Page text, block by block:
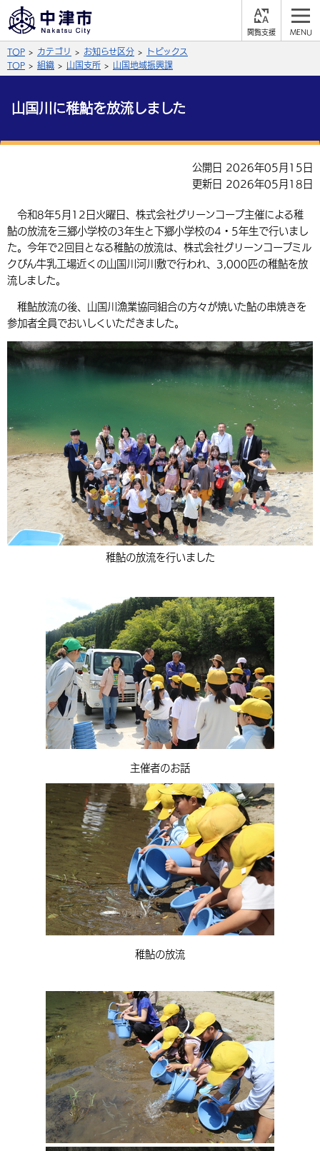
やさしい日本語
ふりがなをつける
よみあげる
背景色
文字の大きさ
拡大 標準 縮小
英語（English） 中国語（簡体字）
中国語（繁体字） 韓国語（한국어）
組織案内
サイト内検索
くらしの情報
届出・登録・証明 保険・年金
福祉・介護
税金 住宅・インフラ
選挙 外国人の方向け情報
事業者の方へ
入札・契約
農林水産業 税金
子育て・教育
施設情報 子どもを預ける
相談・支援・情報 計画・施策
観光・移住
観光なび スポットを探す
遊ぶ・体験する グルメ・食べる
四季のイベント・祭り
移住・定住
市政情報
中津市について 市役所の紹介
行政・計画
TOP カテゴリ お知らせ区分
トピックス
TOP
組織 山国支所 山国地域振興課
山国川に稚鮎を放流しました
公開日 2026年05月15日
更新日 2026年05月18日
令和8年5月12日火曜日、株式会社グリーンコープ主催による稚
鮎の放流を三郷小学校の3年生と下郷小学校の4・5年生で行いまし
た。今年で2回目となる稚鮎の放流は、株式会社グリーンコープミル
クびん牛乳工場近くの山国川河川敷で行われ、3,000匹の稚鮎を放
流しました。
稚鮎放流の後、山国川漁業協同組合の方々が焼いた鮎の串焼きを
参加者全員でおいしくいただきました。
稚鮎の放流を行いました
主催者のお話
稚鮎の放流